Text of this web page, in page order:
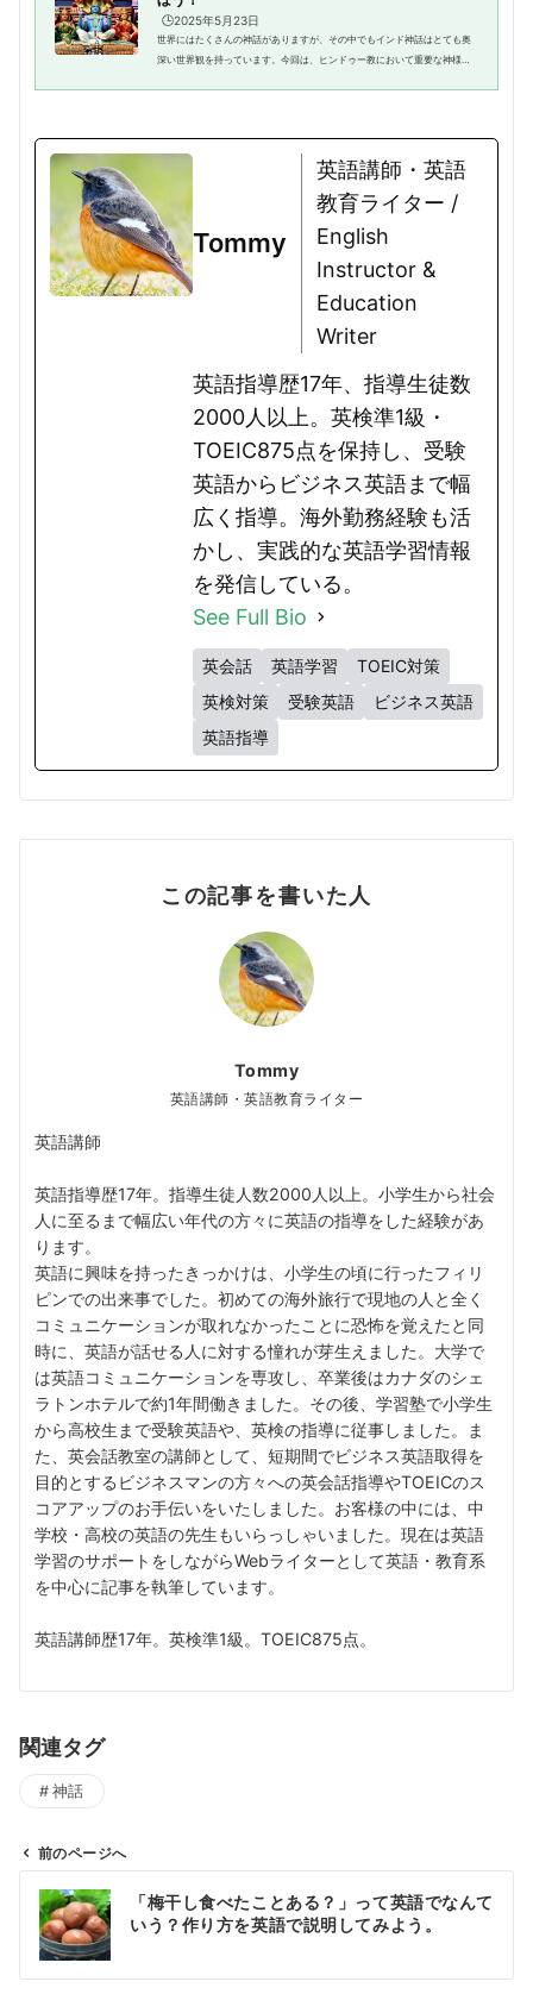
🕒️2025年5月23日
世界にはたくさんの神話がありますが、その中でもインド神話はとても奥
深い世界観を持っています。今回は、ヒンドゥー教において重要な神様の
Tommy
英語講師・英語
教育ライター /
English
Instructor &
Education
Writer
英語指導歴17年、指導生徒数
2000人以上。英検準1級・
TOEIC875点を保持し、受験
英語からビジネス英語まで幅
広く指導。海外勤務経験も活
かし、実践的な英語学習情報
を発信している。
See Full Bio
英会話 英語学習
TOEIC対策
英検対策
受験英語
ビジネス英語
英語指導
この記事を書いた人
Tommy
英語講師・英語教育ライター
英語講師
英語指導歴17年。指導生徒人数2000人以上。小学生から社会
人に至るまで幅広い年代の方々に英語の指導をした経験があ
ります。
英語に興味を持ったきっかけは、小学生の頃に行ったフィリ
ピンでの出来事でした。初めての海外旅行で現地の人と全く
コミュニケーションが取れなかったことに恐怖を覚えたと同
時に、英語が話せる人に対する憧れが芽生えました。大学で
は英語コミュニケーションを専攻し、卒業後はカナダのシェ
ラトンホテルで約1年間働きました。その後、学習塾で小学生
から高校生まで受験英語や、英検の指導に従事しました。ま
た、英会話教室の講師として、短期間でビジネス英語取得を
目的とするビジネスマンの方々への英会話指導やTOEICのス
コアアップのお手伝いをいたしました。お客様の中には、中
学校・高校の英語の先生もいらっしゃいました。現在は英語
学習のサポートをしながらWebライターとして英語・教育系
を中心に記事を執筆しています。
英語講師歴17年。英検準1級。TOEIC875点。
関連タグ
神話
前のページへ
「梅干し食べたことある？」って英語でなんて
いう？作り方を英語で説明してみよう。